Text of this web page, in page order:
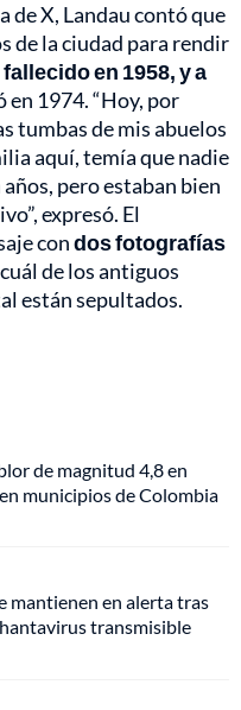
de X, Landau contó que
de la ciudad para rendir
en 1958, y a
en 1974. “Hoy, por
tumbas de mis abuelos
aquí, temía que nadie
pero estaban bien
expresó. El
condos fotografías
de los antiguos
están sepultados.
de magnitud 4,8 en
municipios de Colombia
mantienen en alerta tras
transmisible